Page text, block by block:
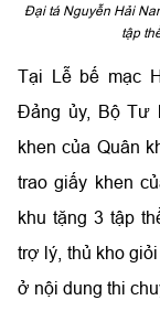
Đại tá Nguyễn Hải
tập
Tại Lễ bế mạc
Đảng ủy, Bộ Tư
khen của Quân
trao giấy khen
khu tặng 3 tập
trợ lý, thủ kho
ở nội dung thi